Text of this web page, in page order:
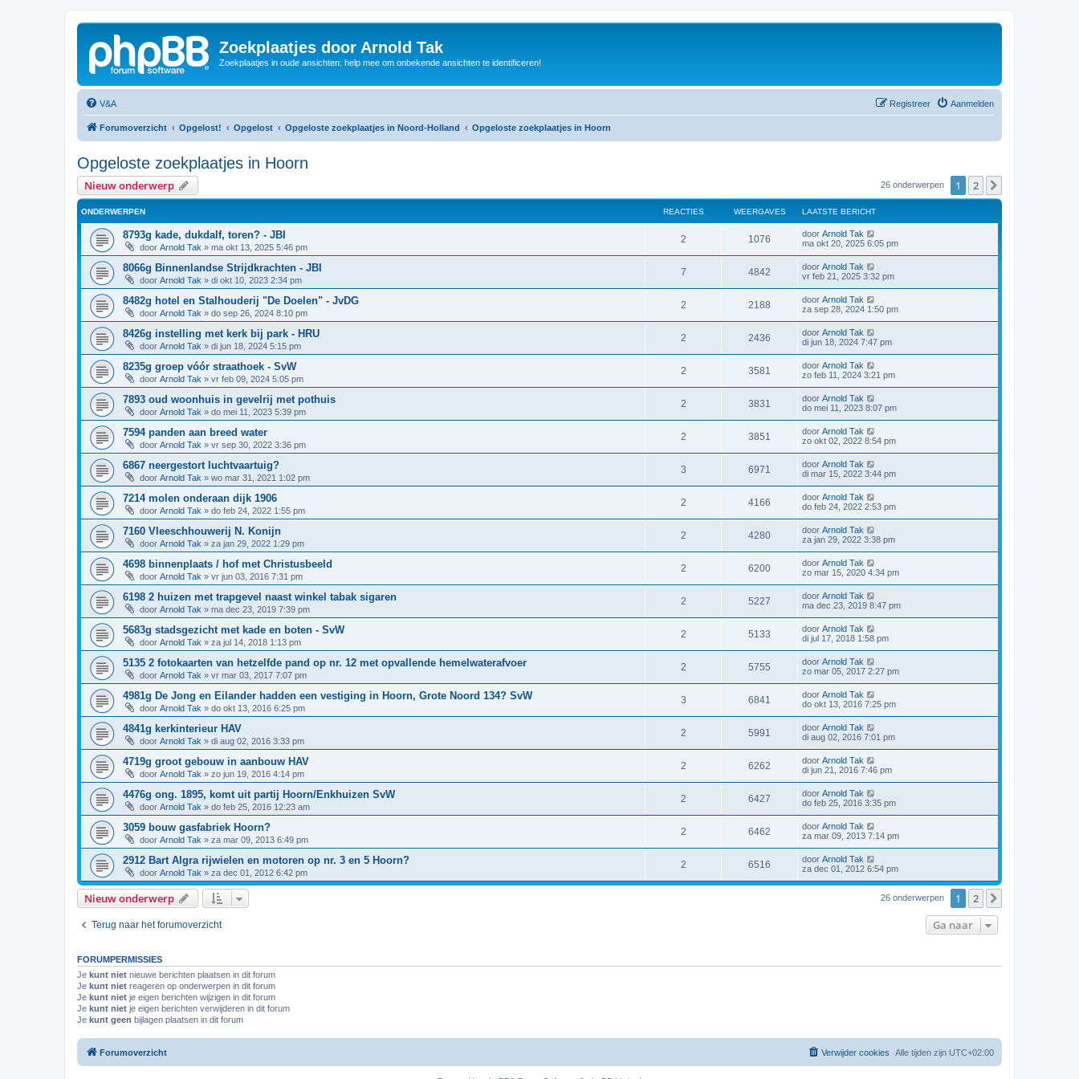
Zoekplaatjes door Arnold Tak
Zoekplaatjes in oude ansichten: help mee om onbekende ansichten te identificeren!
V&A Aanmelden
Registreer
Forumoverzicht Opgelost! Opgelost Opgeloste zoekplaatjes in Noord-Holland Opgeloste zoekplaatjes in Hoorn
Opgeloste zoekplaatjes in Hoorn
Nieuw onderwerp 26 onderwerpen 1 2
ONDERWERPEN REACTIES WEERGAVES LAATSTE BERICHT
8793g kade, dukdalf, toren? - JBI
door Arnold Tak » ma okt 13, 2025 5:46 pm
2 1076 door Arnold Tak
ma okt 20, 2025 6:05 pm
8066g Binnenlandse Strijdkrachten - JBI
door Arnold Tak » di okt 10, 2023 2:34 pm
7 4842 door Arnold Tak
vr feb 21, 2025 3:32 pm
8482g hotel en Stalhouderij "De Doelen" - JvDG
door Arnold Tak » do sep 26, 2024 8:10 pm
2 2188 door Arnold Tak
za sep 28, 2024 1:50 pm
8426g instelling met kerk bij park - HRU
door Arnold Tak » di jun 18, 2024 5:15 pm
2 2436 door Arnold Tak
di jun 18, 2024 7:47 pm
8235g groep vóór straathoek - SvW
door Arnold Tak » vr feb 09, 2024 5:05 pm
2 3581 door Arnold Tak
zo feb 11, 2024 3:21 pm
7893 oud woonhuis in gevelrij met pothuis
door Arnold Tak » do mei 11, 2023 5:39 pm
2 3831 door Arnold Tak
do mei 11, 2023 8:07 pm
7594 panden aan breed water
door Arnold Tak » vr sep 30, 2022 3:36 pm
2 3851 door Arnold Tak
zo okt 02, 2022 8:54 pm
6867 neergestort luchtvaartuig?
door Arnold Tak » wo mar 31, 2021 1:02 pm
3 6971 door Arnold Tak
di mar 15, 2022 3:44 pm
7214 molen onderaan dijk 1906
door Arnold Tak » do feb 24, 2022 1:55 pm
2 4166 door Arnold Tak
do feb 24, 2022 2:53 pm
7160 Vleeschhouwerij N. Konijn
door Arnold Tak » za jan 29, 2022 1:29 pm
2 4280 door Arnold Tak
za jan 29, 2022 3:38 pm
4698 binnenplaats / hof met Christusbeeld
door Arnold Tak » vr jun 03, 2016 7:31 pm
2 6200 door Arnold Tak
zo mar 15, 2020 4:34 pm
6198 2 huizen met trapgevel naast winkel tabak sigaren
door Arnold Tak » ma dec 23, 2019 7:39 pm
2 5227 door Arnold Tak
ma dec 23, 2019 8:47 pm
5683g stadsgezicht met kade en boten - SvW
door Arnold Tak » za jul 14, 2018 1:13 pm
2 5133 door Arnold Tak
di jul 17, 2018 1:58 pm
5135 2 fotokaarten van hetzelfde pand op nr. 12 met opvallende hemelwaterafvoer
door Arnold Tak » vr mar 03, 2017 7:07 pm
2 5755 door Arnold Tak
zo mar 05, 2017 2:27 pm
4981g De Jong en Eilander hadden een vestiging in Hoorn, Grote Noord 134? SvW
door Arnold Tak » do okt 13, 2016 6:25 pm
3 6841 door Arnold Tak
do okt 13, 2016 7:25 pm
4841g kerkinterieur HAV
door Arnold Tak » di aug 02, 2016 3:33 pm
2 5991 door Arnold Tak
di aug 02, 2016 7:01 pm
4719g groot gebouw in aanbouw HAV
door Arnold Tak » zo jun 19, 2016 4:14 pm
2 6262 door Arnold Tak
di jun 21, 2016 7:46 pm
4476g ong. 1895, komt uit partij Hoorn/Enkhuizen SvW
door Arnold Tak » do feb 25, 2016 12:23 am
2 6427 door Arnold Tak
do feb 25, 2016 3:35 pm
3059 bouw gasfabriek Hoorn?
door Arnold Tak » za mar 09, 2013 6:49 pm
2 6462 door Arnold Tak
za mar 09, 2013 7:14 pm
2912 Bart Algra rijwielen en motoren op nr. 3 en 5 Hoorn?
door Arnold Tak » za dec 01, 2012 6:42 pm
2 6516 door Arnold Tak
za dec 01, 2012 6:54 pm
Nieuw onderwerp 26 onderwerpen 1 2
Terug naar het forumoverzicht Ga naar
FORUMPERMISSIES
Je kunt niet nieuwe berichten plaatsen in dit forum
Je kunt niet reageren op onderwerpen in dit forum
Je kunt niet je eigen berichten wijzigen in dit forum
Je kunt niet je eigen berichten verwijderen in dit forum
Je kunt geen bijlagen plaatsen in dit forum
Forumoverzicht Alle tijden zijn UTC+02:00
Verwijder cookies